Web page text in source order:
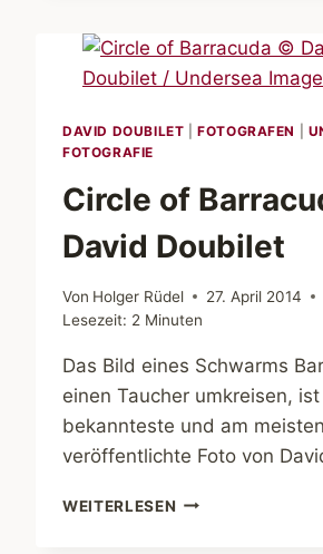
DER
EXPEDITION
MIT
„NATIONAL
IN
LAGOON,
DAVID DOUBILET |FOTOGRAFEN
FOTOGRAFIE
Circle of
David Doubilet
Von Holger Rüdel
27. April 2014
Lesezeit: 2 Minuten
Das Bild eines Schwarms
einen Taucher umkreisen,
bekannteste und am meisten
veröffentlichte Foto von
WEITERLESEN CIRCLE